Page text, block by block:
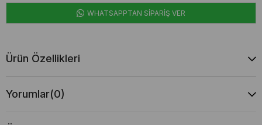
WHATSAPPTAN SİPARİŞ VER
Ürün Özellikleri
Yorumlar(0)